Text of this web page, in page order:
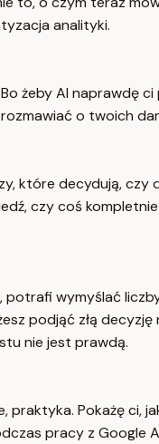
analityki.
żeby AI naprawdę ci
o twoich
które decydują, czy
czy coś
wymyślać
podjąć złą
nie jest prawdą.
praktyka. Pokażę ci,
pracy z Google